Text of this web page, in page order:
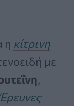
η κίτρινη
με
,
Έρευνες